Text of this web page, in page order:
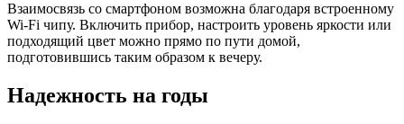
Взаимосвязь со смартфоном возможна благодаря встроенному
Wi-Fi чипу. Включить прибор, настроить уровень яркости или
подходящий цвет можно прямо по пути домой,
подготовившись таким образом к вечеру.
Надежность на годы